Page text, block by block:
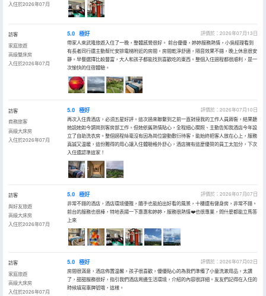
入住於2026年07月
訪客
家庭旅遊
高級雙床房
入住於2026年07月
5.0 極好
評價於：2026年07月13日
帶家人來武隆旅遊入住了一晚，整體感覺很好。 前台優優，婷婷服務熱情，小吳經理看到
有長者同行還主動幫忙安排電梯附近的房間。房間乾淨舒適，隔音效果不錯，晚上休息很安
靜。早餐選擇比較豐富，大人和孩子都能找到喜歡吃的東西。整個入住過程都很順利，是一
次愉快的住宿體驗。
訪客
商務旅客
高級大床房
入住於2026年07月
5.0 極好
評價於：2026年07月10日
再次入住貴酒店，必須五星好評。這次過來聯繫到之前一直對接我的工作人員蔣衞，結果聽
她説她如今調崗到客房部工作。但她依舊熱情貼心，全程細心關照、主動告知我酒店今年設
立了自助洗衣房。整個過程絲毫沒有因為崗位變動敷衍待客，能始終把客人放在心上，服務
真誠又温暖，這份難得的用心讓入住體驗格外舒心，酒店擁有這麼優質的員工太加分，下次
入住還認準這家！
訪客
與好友旅遊
高級大床房
入住於2026年07月
5.0 極好
評價於：2026年07月07日
非常不錯的酒店，酒店環境優雅，隨手也能拍出好看的風景，十樓還有健身房，非常不錯。
前台的服務也很棒，特地表揚一下惠惠和婷婷，服務很熱情❤️也很專業，問什麼都能立馬答
上來
訪客
家庭旅遊
高級大床房
入住於2026年07月
5.0 極好
評價於：2026年07月02日
房間很滿意，酒店佈置温馨，孩子很喜歡，優優貼心的為我們準備了小童洗漱用品，太讚
了，甜甜服務很好，指引我們酒店周邊生活環境，介紹的內容很詳細。友友們記得在入住的
時候填寫車牌號哦，這樣。